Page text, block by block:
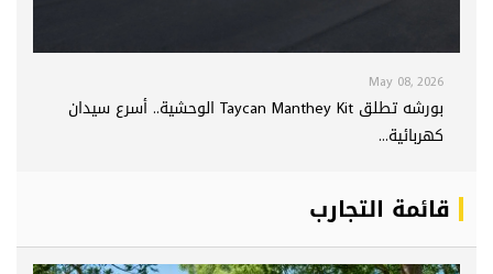
May 08, 2026
بورشه تطلق Taycan Manthey Kit الوحشية.. أسرع سيدان
كهربائية...
قائمة التجارب